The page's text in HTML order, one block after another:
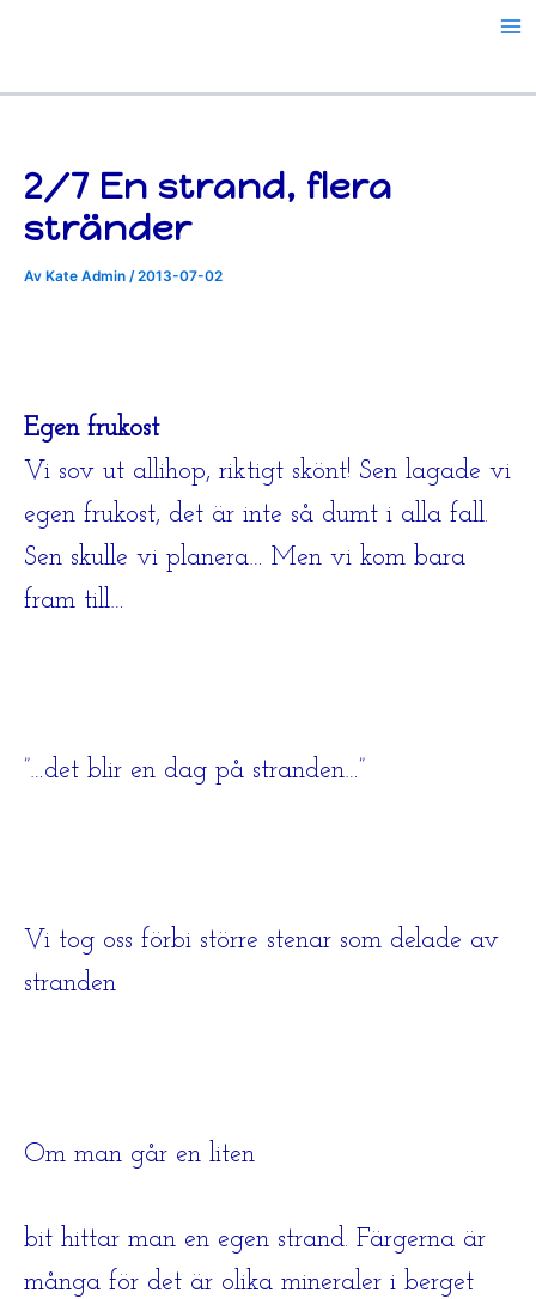
2/7 En strand, flera
stränder
Av Kate Admin /2013-07-02
Egen frukost
Vi sov ut allihop, riktigt skönt! Sen lagade vi
egen frukost, det är inte så dumt i alla fall.
Sen skulle vi planera… Men vi kom bara
fram till…
”…det blir en dag på stranden…”
Vi tog oss förbi större stenar som delade av
stranden
Om man går en liten
bit hittar man en egen strand. Färgerna är
många för det är olika mineraler i berget